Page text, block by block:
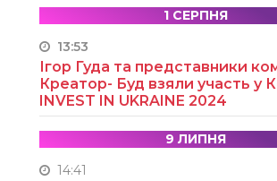
1 СЕРПНЯ
13:53
Ігор Гуда та представники
Креатор- Буд взяли участь у
INVEST IN UKRAINE 2024
9 ЛИПНЯ
14:41